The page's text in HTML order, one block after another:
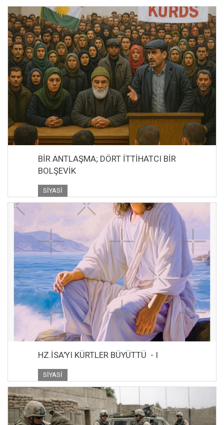
BİR ANTLAŞMA; DÖRT İTTİHATCI BİR
BOLŞEVİK
SIYASI
HZ.İSA'YI KÜRTLER BÜYÜTTÜ - I
SIYASI